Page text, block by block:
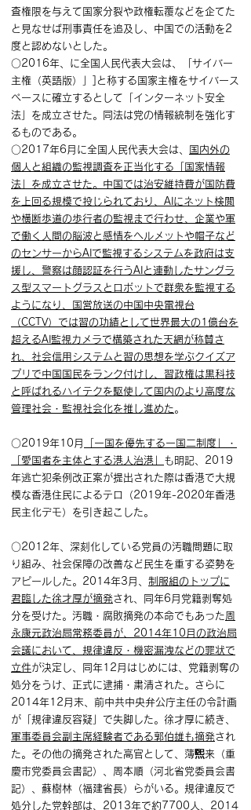
査権限を与えて国家分裂や政権転覆などを企てた
と見なせば刑事責任を追及し、中国での活動を2
度と認めないとした。
○2016年、に全国人民代表大会は、「サイバー
主権（英語版）」]と称する国家主権をサイバース
ペースに確立するとして「インターネット安全
法」を成立させた。同法は党の情報統制を強化す
るものである。
○2017年6月に全国人民代表大会は、
国内外の
個人と組織の監視調査を正当化する「国家情報
法」を成立させた。中国では治安維持費が国防費
を上回る規模で投じられており、AIにネット検閲
や横断歩道の歩行者の監視まで行わせ、企業や軍
で働く人間の脳波と感情をヘルメットや帽子など
のセンサーからAIで監視するシステムを政府は支
援し、警察は顔認証を行うAIと連動したサングラ
ス型スマートグラスとロボットで群衆を監視する
ようになり、国営放送の中国中央電視台
（CCTV）では習の功績として世界最大の1億台を
超えるAI監視カメラで構築された天網が称賛さ
れ、社会信用システムと習の思想を学ぶクイズア
プリで中国国民をランク付けし、習政権は黒科技
と呼ばれるハイテクを駆使して国内のより高度な
管理社会・監視社会化を推し進めた。
○2019年10月
「一国を優先する一国二制度」・
「愛国者を主体とする港人治港」 も明記、2019
年逃亡犯条例改正案が提出された際は香港で大規
模な香港住民によるテロ（2019年-2020年香港
民主化デモ）を引き起こした。
○2012年、深刻化している党員の汚職問題に取
り組み、社会保障の改善など民生を重する姿勢を
アピールした。2014年3月、 制服組のトップに
君臨した徐才厚が摘発され、同年6月党籍剥奪処
分を受けた。汚職・腐敗摘発の本命でもあった周
永康元政治局常務委員が、2014年10月の政治局
会議において、規律違反・機密漏洩などの罪状で
立件が決定し、同年12月はじめには、党籍剥奪の
処分をうけ、正式に逮捕・粛清された。さらに
2014年12月末、前中共中央弁公庁主任の令計画
が「規律違反容疑」で失脚した。徐才厚に続き、
軍事委員会副主席経験者である郭伯雄も摘発され
た。その他の摘発された高官として、薄煕来（重
慶市党委員会書記）、周本順（河北省党委員会書
記）、蘇樹林（福建省長）らがいる。規律違反で
処分した党幹部は、 2013年で約7700人、2014